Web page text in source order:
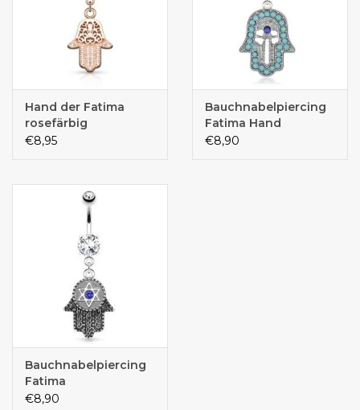
Hand der Fatima
rosefärbig
€8,95
Bauchnabelpiercing
Fatima Hand
€8,90
Bauchnabelpiercing
Fatima
€8,90